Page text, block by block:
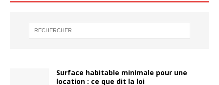
Surface habitable minimale pour une
location : ce que dit la loi